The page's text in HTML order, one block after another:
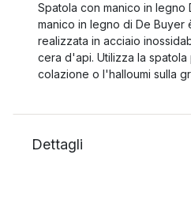
Spatola con manico in legno
manico in legno di De Buyer
realizzata in acciaio
cera d'api. Utilizza la
colazione o l'halloumi sulla
Dettagli